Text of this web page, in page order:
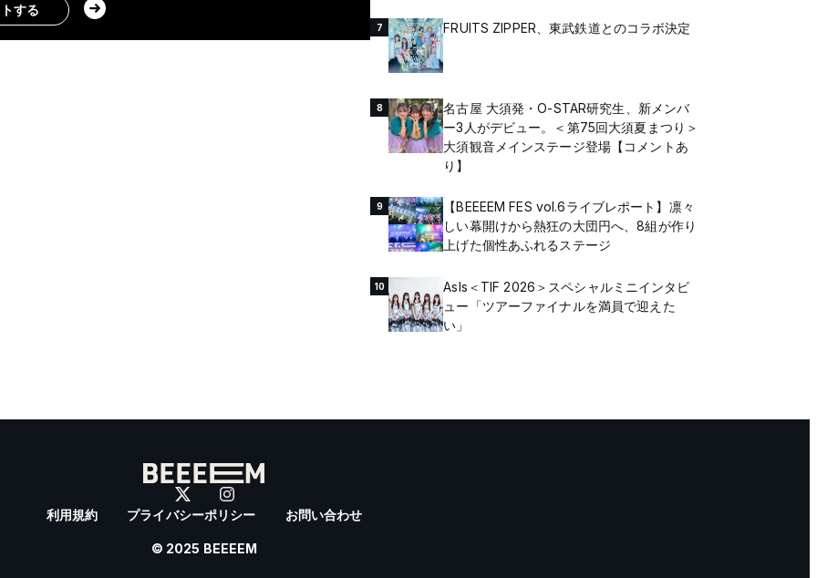
する
7 FRUITS ZIPPER、東武鉄道とのコラボ決定
8
名古屋 大須発・O-STAR研究生、新メンバ
ー3人がデビュー。＜第75回大須夏まつり＞
大須観音メインステージ登場【コメントあ
り】
9
【BEEEEM FES vol.6ライブレポート】凛々
しい幕開けから熱狂の大団円へ、8組が作り
上げた個性あふれるステージ
10
AsIs＜TIF 2026＞スペシャルミニインタビ
ュー「ツアーファイナルを満員で迎えた
い」
利用規約 プライバシーポリシー お問い合わせ
© 2025 BEEEEM